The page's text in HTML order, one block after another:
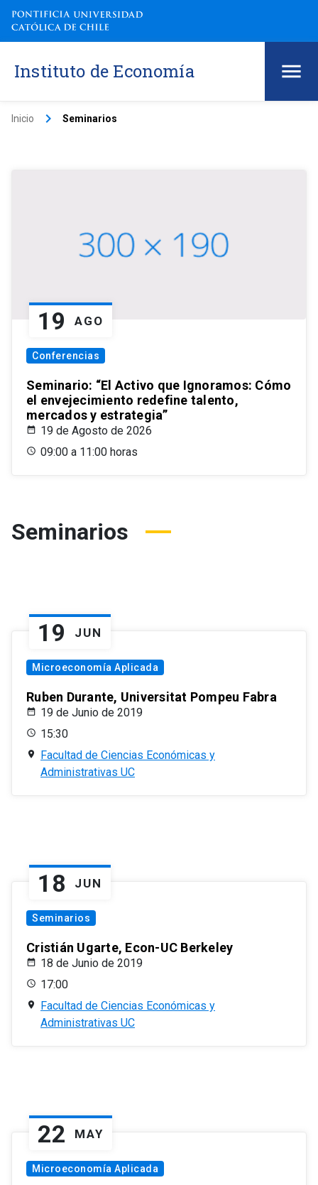
Instituto de Economía
Inicio keyboard_arrow_right Seminarios
19 AGO
Conferencias
Seminario: “El Activo que Ignoramos: Cómo
el envejecimiento redefine talento,
mercados y estrategia”
19 de Agosto de 2026
09:00 a 11:00 horas
Seminarios
19 JUN
Microeconomía Aplicada
Ruben Durante, Universitat Pompeu Fabra
19 de Junio de 2019
15:30
Facultad de Ciencias Económicas y
Administrativas UC
18 JUN
Seminarios
Cristián Ugarte, Econ-UC Berkeley
18 de Junio de 2019
17:00
Facultad de Ciencias Económicas y
Administrativas UC
22 MAY
Microeconomía Aplicada